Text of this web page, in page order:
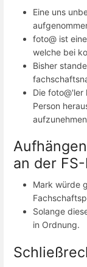
Eine uns
foto@ ist
welche bei
Bisher
Die
Person
aufzunehmen
an der
Mark würde
Solange
in Ordnung.